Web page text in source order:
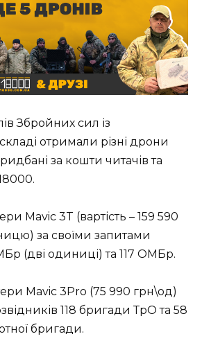
Збройних сил із
отримали різні дрони
за кошти читачів та
Mavic 3T (вартість – 159 590
за своїми запитами
(дві одиниці) та 117 ОМБр.
Mavic 3Pro (75 990 грн\од)
118 бригади ТрО та 58
бригади.